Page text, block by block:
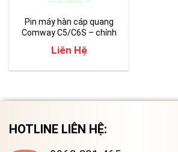
Pin máy hàn cáp quang
Comway C5/C6S – chính
Liên Hệ
HOTLINE LIÊN HỆ: